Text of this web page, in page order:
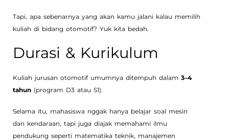
Tapi, apa sebenarnya yang akan kamu jalani kalau memilih
kuliah di bidang otomotif? Yuk kita bedah.
Durasi & Kurikulum
Kuliah jurusan otomotif umumnya ditempuh dalam 3–4
tahun (program D3 atau S1).
Selama itu, mahasiswa nggak hanya belajar soal mesin
dan kendaraan, tapi juga diajak memahami ilmu
pendukung seperti matematika teknik, manajemen